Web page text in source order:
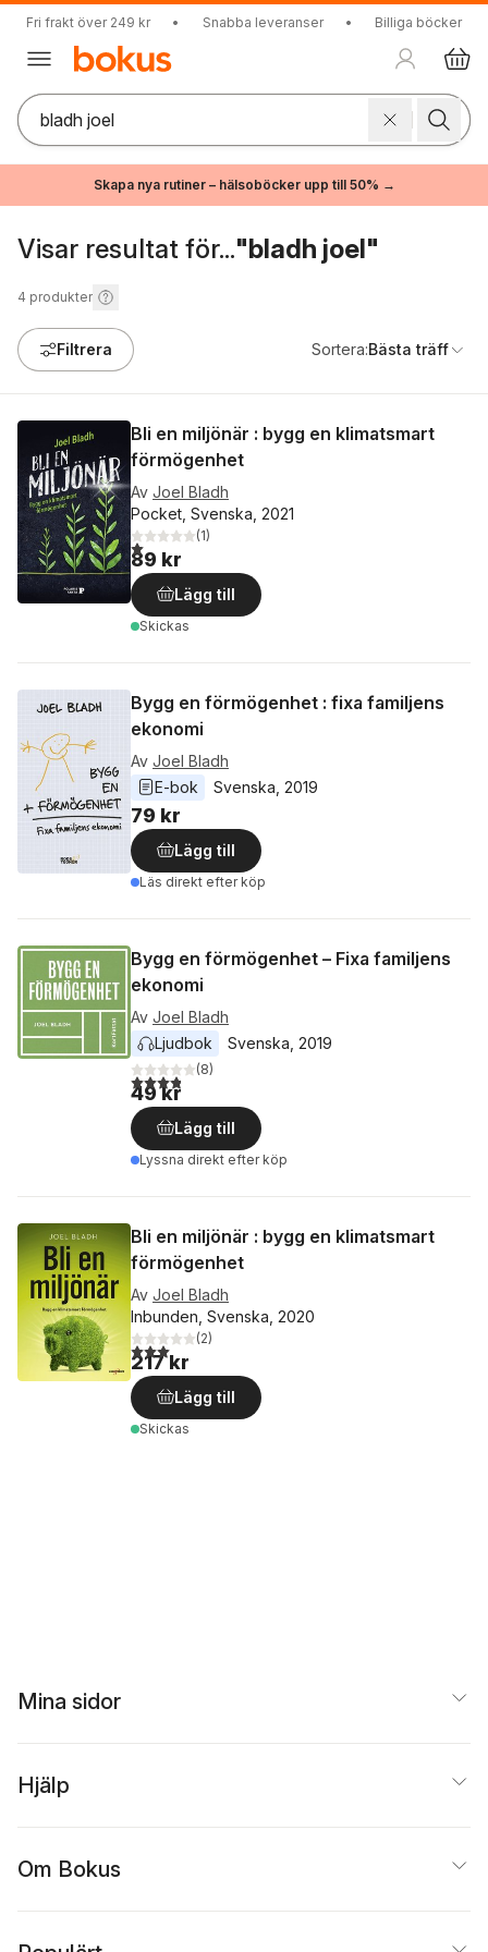
Fri frakt över 249 kr • Snabba leveranser • Billiga böcker
Skapa nya rutiner – hälsoböcker upp till 50% →
Visar resultat för..."bladh joel"
4 produkter
Filtrera Sortera:Bästa träff
Bli en miljönär : bygg en klimatsmart
förmögenhet
Av Joel Bladh
Pocket, Svenska, 2021
1,0utav 5 stjärnor. Totalt antal röster:
(1)
89 kr
Lägg till
Skickas
Bygg en förmögenhet : fixa familjens
ekonomi
Av Joel Bladh
E-bok
Svenska 2019
79 kr
Lägg till
Läs direkt efter köp
Bygg en förmögenhet – Fixa familjens
ekonomi
Av Joel Bladh
Ljudbok
Svenska 2019
3,8utav 5 stjärnor. Totalt antal röster:
(8)
49 kr
Lägg till
Lyssna direkt efter köp
Bli en miljönär : bygg en klimatsmart
förmögenhet
Av Joel Bladh
Inbunden, Svenska, 2020
3,0utav 5 stjärnor. Totalt antal röster:
(2)
217 kr
Lägg till
Skickas
Mina sidor
Hjälp
Om Bokus